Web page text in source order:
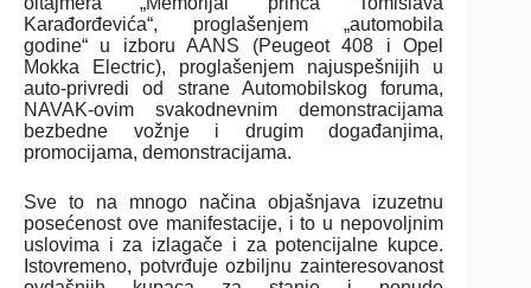
Karađorđevića“, proglašenjem „automobila
godine“ u izboru AANS (Peugeot 408 i Opel
Mokka Electric), proglašenjem najuspešnijih u
auto-privredi od strane Automobilskog foruma,
NAVAK-ovim svakodnevnim demonstracijama
bezbedne vožnje i drugim događanjima,
promocijama, demonstracijama.
Sve to na mnogo načina objašnjava izuzetnu
posećenost ove manifestacije, i to u nepovoljnim
uslovima i za izlagače i za potencijalne kupce.
Istovremeno, potvrđuje ozbiljnu zainteresovanost